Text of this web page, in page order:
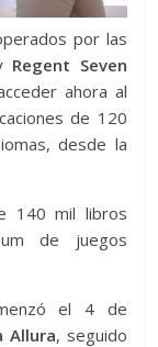
por las
Regent Seven
ahora al
de 120
desde la
140 mil libros
de juegos
el 4 de
Allura, seguido